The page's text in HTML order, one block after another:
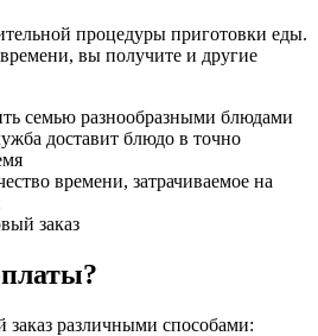
процедуры приготовки еды.
вы получите и другие
семью разнообразными блюдами
доставит блюдо в точно
времени, затрачиваемое на
заказ
различными способами: